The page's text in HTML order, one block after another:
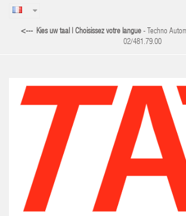
<--- Kies uw taal | Choisissez votre langue - Techno
02/481.79.00